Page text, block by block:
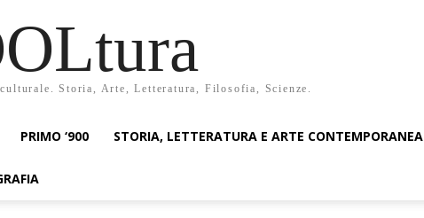
Storia, Arte, Letteratura, Filosofia, Scienze.
PRIMO ‘900 STORIA, LETTERATURA E ARTE CONTEMPORANEA